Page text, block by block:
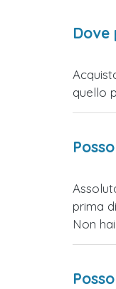
Dove
quello
prima
Non